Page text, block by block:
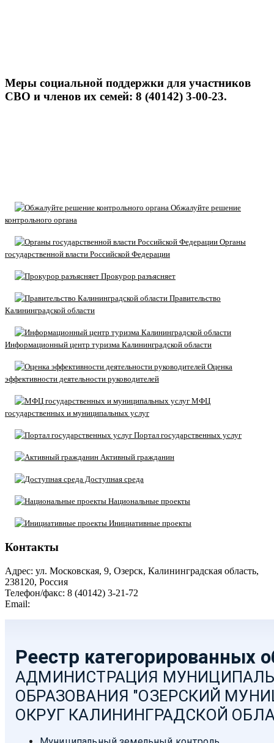
Меры социальной поддержки для участников
СВО и членов их семей: 8 (40142) 3-00-23.
Обжалуйте решение
контрольного органа
Органы
государственной власти Российской Федерации
Прокурор разъясняет
Правительство
Калининградской области
Информационный центр туризма Калининградской области
Оценка
эффективности деятельности руководителей
МФЦ
государственных и муниципальных услуг
Портал государственных услуг
Активный гражданин
Доступная среда
Национальные проекты
Инициативные проекты
Контакты
Адрес: ул. Московская, 9, Озерск, Калининградская область,
238120, Россия
Телефон/факс: 8 (40142) 3-21-72
Email: